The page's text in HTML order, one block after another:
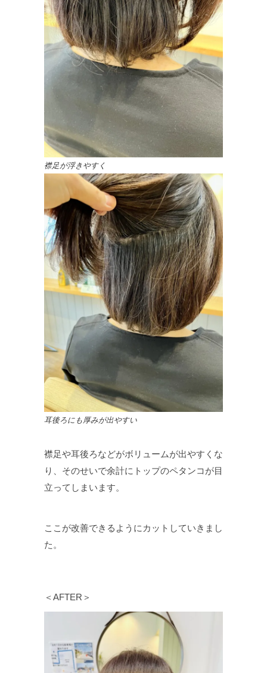
襟足が浮きやすく
耳後ろにも厚みが出やすい
襟足や耳後ろなどがボリュームが出やすくな
り、そのせいで余計にトップのペタンコが目
立ってしまいます。
ここが改善できるようにカットしていきまし
た。
＜AFTER＞